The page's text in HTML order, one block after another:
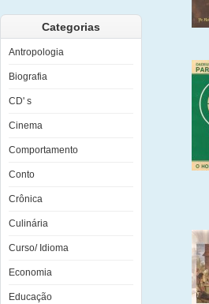
Categorias
Antropologia
Biografia
CD' s
Cinema
Comportamento
Conto
Crônica
Culinária
Curso/ Idioma
Economia
Educação